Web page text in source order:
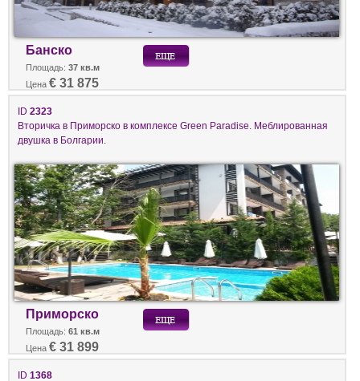
Банско
Площадь: 37 кв.м
Цена € 31 875
ID 2323
Вторичка в Приморско в комплексе Green Paradise. Меблированная
двушка в Болгарии.
Приморско
Площадь: 61 кв.м
Цена € 31 899
ID 1368